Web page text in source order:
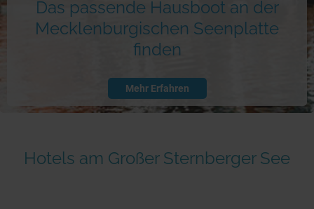
Das passende Hausboot an der
Mecklenburgischen Seenplatte
finden
Mehr Erfahren
Hotels am Großer Sternberger See